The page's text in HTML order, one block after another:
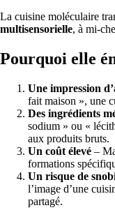
La cuisine moléculaire
multisensorielle, à mi-
Pourquoi elle
Une impression
fait maison », une
Des ingrédients
sodium » ou «
aux produits bruts.
Un coût élevé –
formations
Un risque de
l’image d’une
partagé.